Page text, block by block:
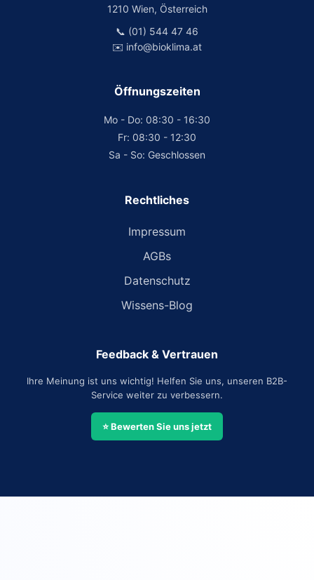
1210 Wien, Österreich
📞 (01) 544 47 46
✉️ info@bioklima.at
Öffnungszeiten
Mo - Do: 08:30 - 16:30
Fr: 08:30 - 12:30
Sa - So: Geschlossen
Rechtliches
Impressum
AGBs
Datenschutz
Wissens-Blog
Feedback & Vertrauen
Ihre Meinung ist uns wichtig! Helfen Sie uns, unseren B2B-
Service weiter zu verbessern.
⭐ Bewerten Sie uns jetzt